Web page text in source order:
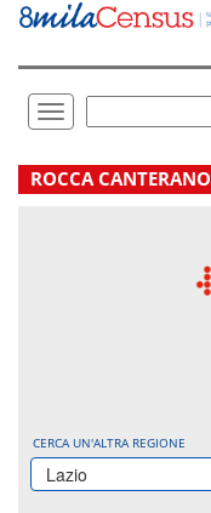
Vai
direttamente
Toggle
navigation
.
ROCCA CANTERANO
CERCA UN'ALTRA REGIONE
Lazio